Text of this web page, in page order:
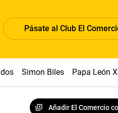
Pásate al Club El
Simon Biles Papa León
Añadir El Comercio